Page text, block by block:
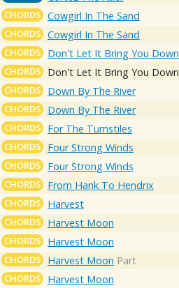
CHORDS Cowgirl In The Sand
CHORDS Cowgirl In The Sand
CHORDS Don't Let It Bring You Down
CHORDS Don't Let It Bring You Down
CHORDS Down By The River
CHORDS Down By The River
CHORDS For The Turnstiles
CHORDS Four Strong Winds
CHORDS Four Strong Winds
CHORDS From Hank To Hendrix
CHORDS Harvest
CHORDS Harvest Moon
CHORDS Harvest Moon
CHORDS Harvest Moon Part
CHORDS Harvest Moon